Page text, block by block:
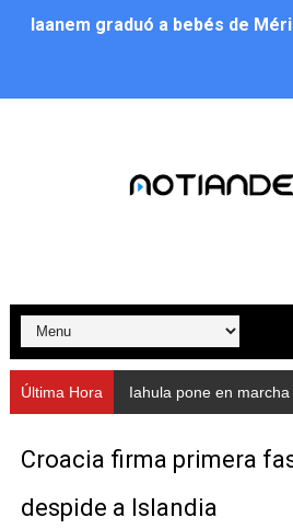
Iaanem graduó a bebés de
Alcalde Nelson Álvarez llevó
Nevado Gas optimiza servicio
Balance semestral impulsa
Plan Vacacional Comunitario
Alcaldía del Municipio
Fundacite Mérida dicta taller
Última Hora Iahula pone en marcha protocolo de
Croacia firma primera
despide a Islandia